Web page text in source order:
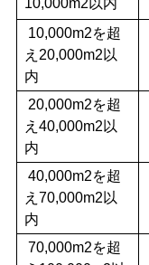
10,000m2以内
10,000m2を超
え20,000m2以
内
20,000m2を超
え40,000m2以
内
40,000m2を超
え70,000m2以
内
70,000m2を超